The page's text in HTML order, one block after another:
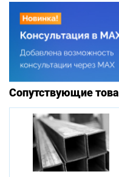
Сопутствующие